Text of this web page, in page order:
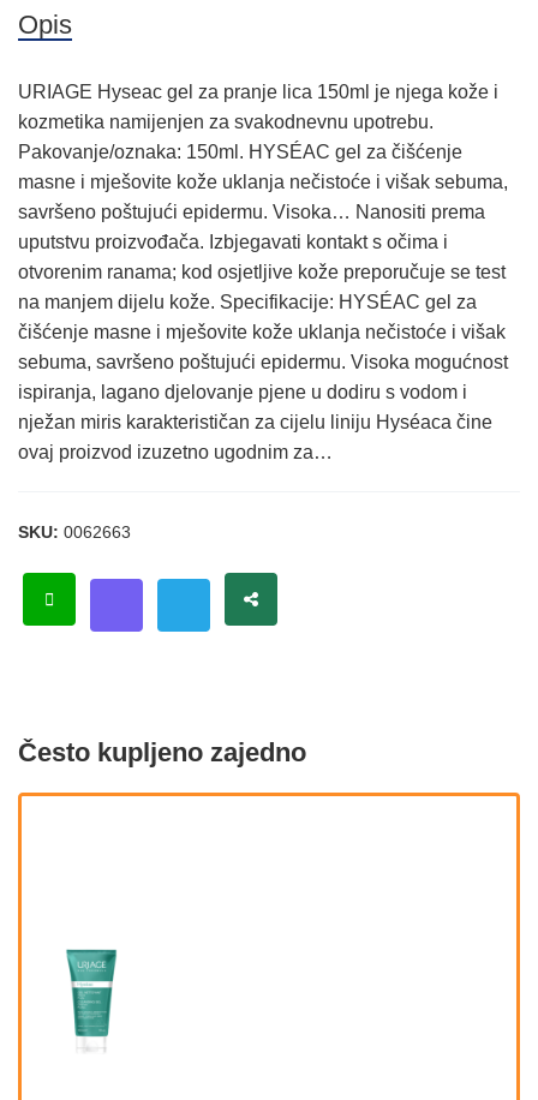
Opis
URIAGE Hyseac gel za pranje lica 150ml je njega kože i
kozmetika namijenjen za svakodnevnu upotrebu.
Pakovanje/oznaka: 150ml. HYSÉAC gel za čišćenje
masne i mješovite kože uklanja nečistoće i višak sebuma,
savršeno poštujući epidermu. Visoka… Nanositi prema
uputstvu proizvođača. Izbjegavati kontakt s očima i
otvorenim ranama; kod osjetljive kože preporučuje se test
na manjem dijelu kože. Specifikacije: HYSÉAC gel za
čišćenje masne i mješovite kože uklanja nečistoće i višak
sebuma, savršeno poštujući epidermu. Visoka mogućnost
ispiranja, lagano djelovanje pjene u dodiru s vodom i
nježan miris karakterističan za cijelu liniju Hyséaca čine
ovaj proizvod izuzetno ugodnim za…
SKU: 0062663
Često kupljeno zajedno